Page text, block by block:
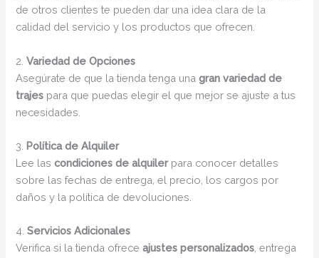
de otros clientes te pueden dar una idea clara de la
calidad del servicio y los productos que ofrecen.
2.Variedad de Opciones
Asegúrate de que la tienda tenga unagran variedad de
trajes para que puedas elegir el que mejor se ajuste a tus
necesidades.
3. Política de Alquiler
Lee lascondiciones de alquilerpara conocer detalles
sobre las fechas de entrega, el precio, los cargos por
daños y la política de devoluciones.
4.Servicios Adicionales
Verifica si la tienda ofreceajustes personalizados, entrega